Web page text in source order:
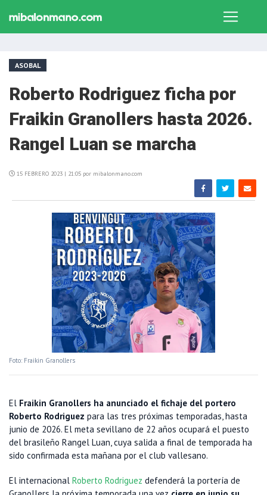
ASOBAL
Roberto Rodriguez ficha por
Fraikin Granollers hasta 2026.
Rangel Luan se marcha
15 FEBRERO 2023 | 21:05 por mibalonmano.com
Foto: Fraikin Granollers
El Fraikin Granollers ha anunciado el fichaje del portero
Roberto Rodriguez para las tres próximas temporadas, hasta
junio de 2026. El meta sevillano de 22 años ocupará el puesto
del brasileño Rangel Luan, cuya salida a final de temporada ha
sido confirmada esta mañana por el club vallesano.
El internacional Roberto Rodriguez defenderá la portería de